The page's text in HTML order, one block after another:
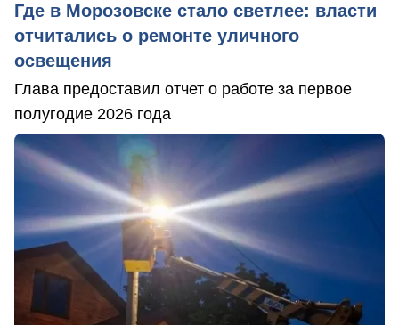
Где в Морозовске стало светлее: власти
отчитались о ремонте уличного
освещения
Глава предоставил отчет о работе за первое
полугодие 2026 года